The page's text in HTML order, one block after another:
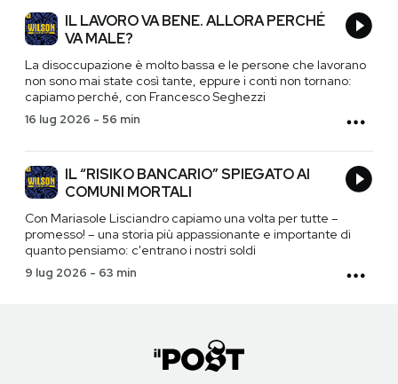
IL LAVORO VA BENE. ALLORA PERCHÉ
VA MALE?
La disoccupazione è molto bassa e le persone che lavorano
non sono mai state così tante, eppure i conti non tornano:
capiamo perché, con Francesco Seghezzi
16 lug 2026 - 56 min
IL “RISIKO BANCARIO” SPIEGATO AI
COMUNI MORTALI
Con Mariasole Lisciandro capiamo una volta per tutte –
promesso! – una storia più appassionante e importante di
quanto pensiamo: c'entrano i nostri soldi
9 lug 2026 - 63 min